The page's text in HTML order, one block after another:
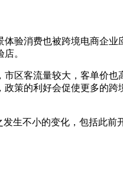
验消费也被跨境电商企业
。
区客流量较大，客单价也
策的利好会促使更多的跨
生不小的变化，包括此前